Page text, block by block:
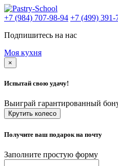
+7 (984) 707-98-94 +7 (499) 391-
Подпишитесь на нас
Моя кухня
×
Испытай свою удачу!
Выиграй гарантированный
Крутить колесо
Получите ваш подарок на почту
Заполните простую форму